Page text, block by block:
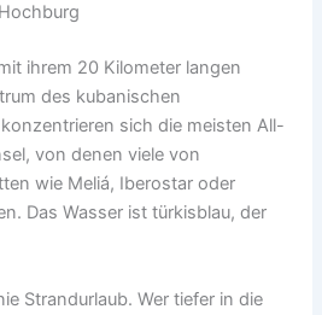
ihrem 20 Kilometer langen
des kubanischen
sich die meisten All-
von denen viele von
wie Meliá, Iberostar oder
Das Wasser ist türkisblau, der
Strandurlaub. Wer tiefer in die